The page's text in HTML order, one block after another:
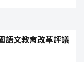
語文教育改革評議